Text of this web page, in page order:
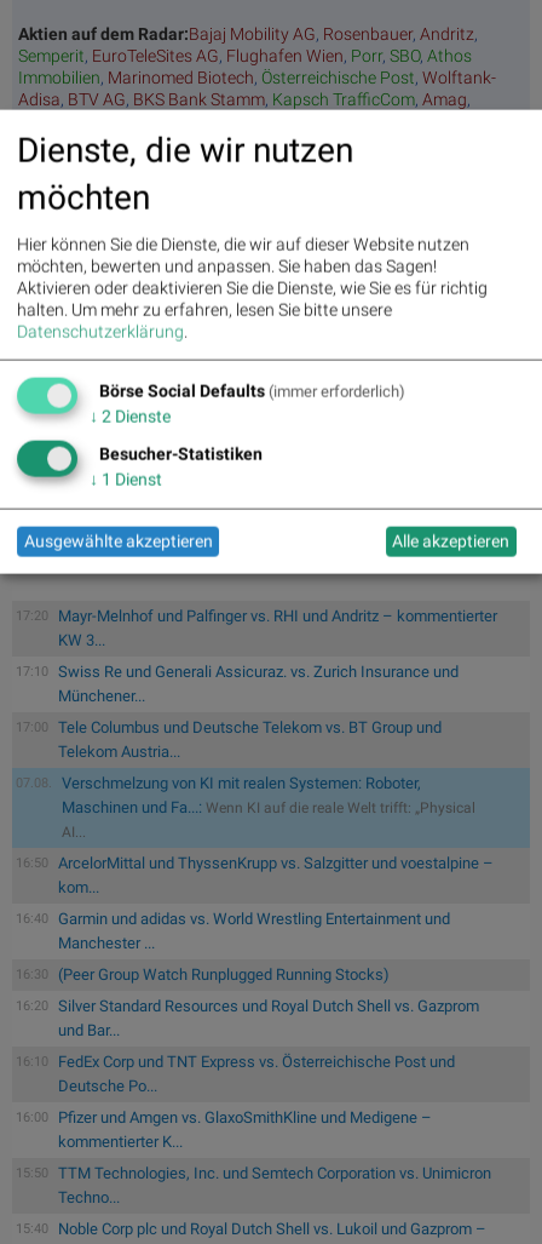
Aktien auf dem Radar:Bajaj Mobility AG, Rosenbauer, Andritz,
Semperit, EuroTeleSites AG, Flughafen Wien, Porr, SBO, Athos
Immobilien, Marinomed Biotech, Österreichische Post, Wolftank-
Adisa, BTV AG, BKS Bank Stamm, Kapsch TrafficCom, Amag,
Bayer,Fresenius Medical Care, BASF,Deutsche Boerse
Hannover Rück, DAIMLER TRUCK HLD...,Rheinmetall
Random Partner
Uniqa
Die Uniqa Group ist eine führende Versicherungsgruppe,
rund 40 Gesellschaften in 18 Ländern vor Ort und hat mehr
als 10 Millionen Kunden.
>> Besuchen Sie 55 weitere Partner auf
social.com/partner
17:20
Mayr-Melnhof und Palfinger vs. RHI und Andritz – kommentierter
KW 3...
17:10
Swiss Re und Generali Assicuraz. vs. Zurich Insurance und
Münchener...
17:00
Tele Columbus und Deutsche Telekom vs. BT Group und
Telekom Austria...
07.08.
Verschmelzung von KI mit realen Systemen: Roboter,
Maschinen und Fa...: Wenn KI auf die reale Welt trifft: „Physical
AI...
16:50
ArcelorMittal und ThyssenKrupp vs. Salzgitter und voestalpine –
kom...
16:40
Garmin und adidas vs. World Wrestling Entertainment und
Manchester ...
16:30 (Peer Group Watch Runplugged Running Stocks)
16:20
Silver Standard Resources und Royal Dutch Shell vs. Gazprom
und Bar...
16:10
FedEx Corp und TNT Express vs. Österreichische Post und
Deutsche Po...
16:00
Pfizer und Amgen vs. GlaxoSmithKline und Medigene –
kommentierter K...
15:50
TTM Technologies, Inc. und Semtech Corporation vs. Unimicron
Techno...
15:40
Noble Corp plc und Royal Dutch Shell vs. Lukoil und Gazprom –
Dienste, die wir nutzen
möchten
Hier können Sie die Dienste, die wir auf dieser Website nutzen
möchten, bewerten und anpassen. Sie haben das Sagen!
Aktivieren oder deaktivieren Sie die Dienste, wie Sie es für richtig
halten. Um mehr zu erfahren, lesen Sie bitte unsere
Datenschutzerklärung.
Börse Social Defaults (immer erforderlich)
↓ 2 Dienste
Besucher-Statistiken
↓ 1 Dienst
Ausgewählte akzeptieren Alle akzeptieren